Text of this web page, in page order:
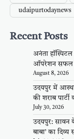
udaipurtodaynews
Recent Posts
अनंता
ऑपरेशन सफल
August 8, 2026
उदयपुर में
की शराब
July 30, 2026
उदयपुर: सावन
बाबा’ का